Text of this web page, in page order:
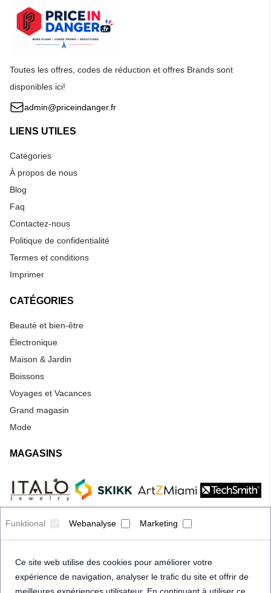
Funktional Webanalyse Marketing
Ce site web utilise des cookies pour améliorer votre
expérience de navigation, analyser le trafic du site et offrir de
Toutes les offres, codes de réduction et offres Brands sont
disponibles ici!
admin@priceindanger.fr
LIENS UTILES
Catégories
À propos de nous
Blog
Faq
Contactez-nous
Politique de confidentialité
Termes et conditions
Imprimer
CATÉGORIES
Beauté et bien-être
Électronique
Maison & Jardin
Boissons
Voyages et Vacances
Grand magasin
Mode
MAGASINS